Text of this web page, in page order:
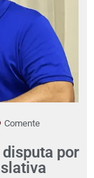
Comente
por